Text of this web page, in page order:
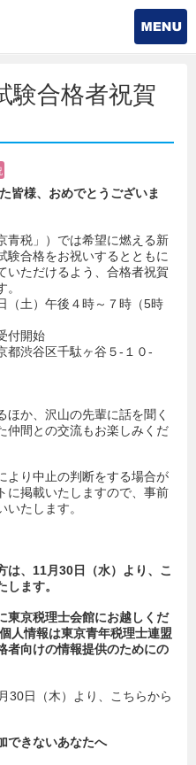
験合格者祝賀
皆様、おめでとうございま
青税」）では希望に燃える新
験合格をお祝いするとともに
いただけるよう、合格者祝賀
土）午後４時～７時（5時
付開始
渋谷区千駄ヶ谷５-１０-
か、沢山の先輩に話を聞く
仲間との交流もお楽しみくだ
より中止の判断をする場合が
に掲載いたしますので、事前
たします。
は、11月30日（水）より、こ
ます。
東京税理士会館にお越しくだ
人情報は東京青年税理士連盟
者向けの情報提供のためにの
30日（木）より、こちらから
できないあなたへ